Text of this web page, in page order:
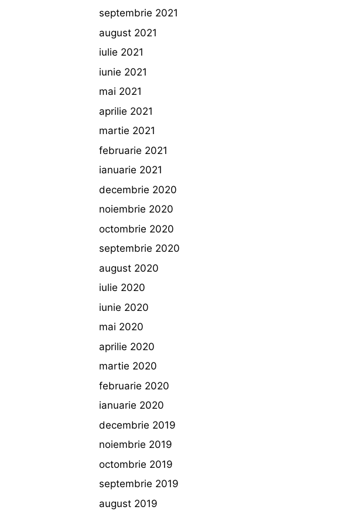
septembrie 2021
august 2021
iulie 2021
iunie 2021
mai 2021
aprilie 2021
martie 2021
februarie 2021
ianuarie 2021
decembrie 2020
noiembrie 2020
octombrie 2020
septembrie 2020
august 2020
iulie 2020
iunie 2020
mai 2020
aprilie 2020
martie 2020
februarie 2020
ianuarie 2020
decembrie 2019
noiembrie 2019
octombrie 2019
septembrie 2019
august 2019